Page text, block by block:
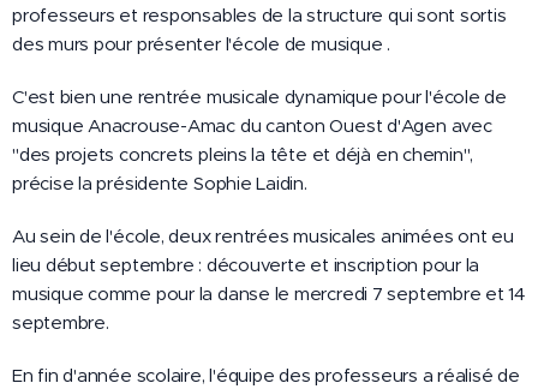
professeurs et responsables de la structure qui sont sortis
des murs pour présenter l'école de musique .
C'est bien une rentrée musicale dynamique pour l'école de
musique Anacrouse-Amac du canton Ouest d'Agen avec
"des projets concrets pleins la tête et déjà en chemin",
précise la présidente Sophie Laidin.
Au sein de l'école, deux rentrées musicales animées ont eu
lieu début septembre : découverte et inscription pour la
musique comme pour la danse le mercredi 7 septembre et 14
septembre.
En fin d'année scolaire, l'équipe des professeurs a réalisé de